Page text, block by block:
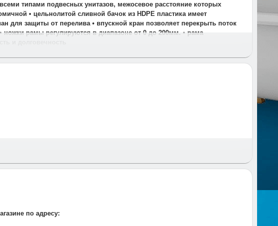
типами подвесных унитазов, межосевое расстояние которых
• цельнолитой сливной бачок из HDPE пластика имеет
для защиты от перелива • впускной кран позволяет перекрыть поток
рамы регулируются в диапазоне от 0 до 200мм. • рама
и долговечность
удобную дату и время и предупреждаем за час до приезда.
по адресу: